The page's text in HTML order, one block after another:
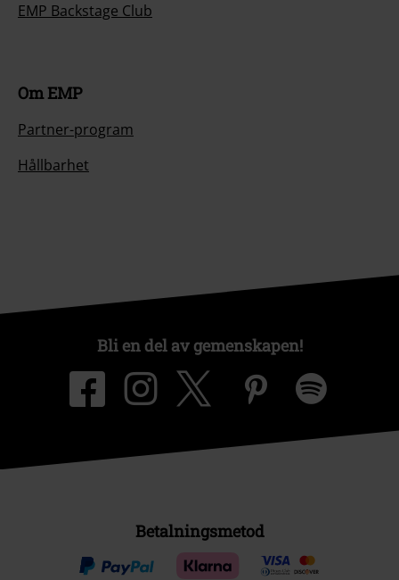
EMP Backstage Club
Om EMP
Partner-program
Hållbarhet
Bli en del av gemenskapen!
Betalningsmetod